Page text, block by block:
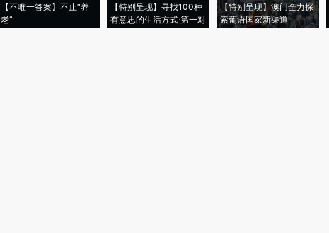
【不唯一答案】不止“养
老”
【特别呈现】寻找100种
有意思的生活方式·第一对
【特别呈现】澳门全力探
索葡语国家新渠道